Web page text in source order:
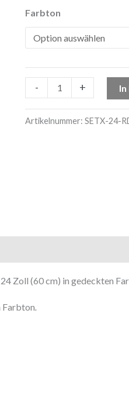
Farbton
- +
Artikelnummer:SETX-24-
Zoll (60 cm) in gedeckten
Farbton.